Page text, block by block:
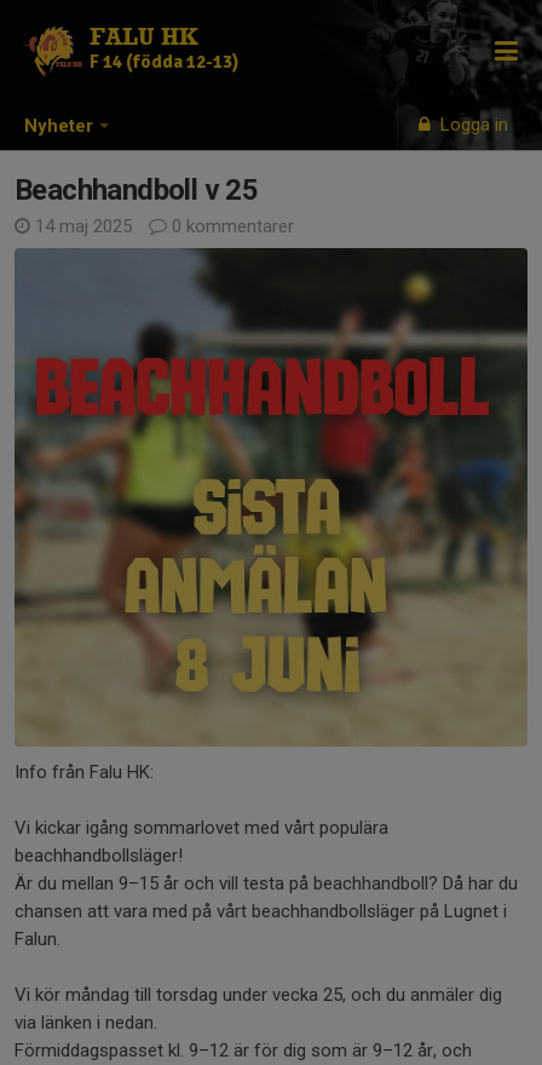
Nyheter Logga in
FALU HK
F 14 (födda 12-13)
Beachhandboll v 25
14 maj 2025 0 kommentarer
Info från Falu HK:
Vi kickar igång sommarlovet med vårt populära
beachhandbollsläger!
Är du mellan 9–15 år och vill testa på beachhandboll? Då har du
chansen att vara med på vårt beachhandbollsläger på Lugnet i
Falun.
Vi kör måndag till torsdag under vecka 25, och du anmäler dig
via länken i nedan.
Förmiddagspasset kl. 9–12 är för dig som är 9–12 år, och